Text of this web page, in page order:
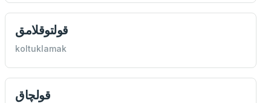
قولتوقلامق
koltuklamak
قولچاق